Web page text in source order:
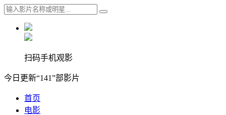
扫码手机观影
今日更新“141”部影片
首页
电影